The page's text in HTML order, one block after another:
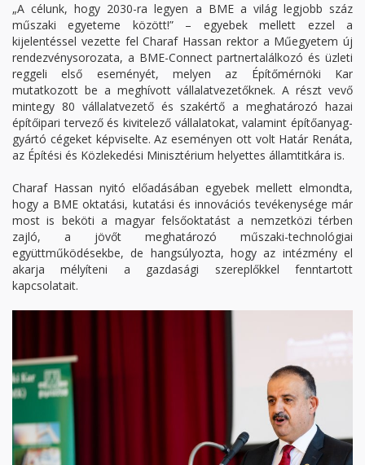
„A célunk, hogy 2030-ra legyen a BME a világ legjobb száz
műszaki egyeteme között!” – egyebek mellett ezzel a
kijelentéssel vezette fel Charaf Hassan rektor a Műegyetem új
rendezvénysorozata, a BME-Connect partnertalálkozó és üzleti
reggeli első eseményét, melyen az Építőmérnöki Kar
mutatkozott be a meghívott vállalatvezetőknek. A részt vevő
mintegy 80 vállalatvezető és szakértő a meghatározó hazai
építőipari tervező és kivitelező vállalatokat, valamint építőanyag-
gyártó cégeket képviselte. Az eseményen ott volt Határ Renáta,
az Építési és Közlekedési Minisztérium helyettes államtitkára is.
Charaf Hassan nyitó előadásában egyebek mellett elmondta,
hogy a BME oktatási, kutatási és innovációs tevékenysége már
most is beköti a magyar felsőoktatást a nemzetközi térben
zajló, a jövőt meghatározó műszaki-technológiai
együttműködésekbe, de hangsúlyozta, hogy az intézmény el
akarja mélyíteni a gazdasági szereplőkkel fenntartott
kapcsolatait.